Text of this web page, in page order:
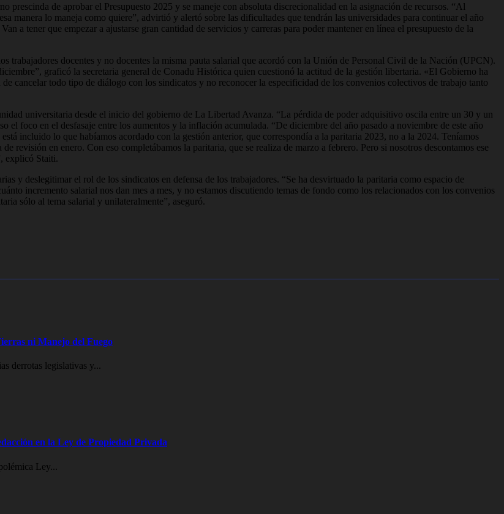
de aprobar el Presupuesto 2025 y se maneje con absoluta discrecionalidad en la asignación de recursos. “Al
manera lo maneja como quiere”, advirtió y alertó sobre las dificultades que tendrán las universidades para continuar el año
a tener que empezar a ajustarse gran cantidad de servicios y carreras para poder mantener en línea el presupuesto de la
trabajadores docentes y no docentes la misma pauta salarial que acordó con la Unión de Personal Civil de la Nación (UPCN).
graficó la secretaria general de Conadu Histórica quien cuestionó la actitud de la gestión libertaria. «El Gobierno ha
cancelar todo tipo de diálogo con los sindicatos y no reconocer la especificidad de los convenios colectivos de trabajo tanto
universitaria desde el inicio del gobierno de La Libertad Avanza. “La pérdida de poder adquisitivo oscila entre un 30 y un
el foco en el desfasaje entre los aumentos y la inflación acumulada. “De diciembre del año pasado a noviembre de este año
incluido lo que habíamos acordado con la gestión anterior, que correspondía a la paritaria 2023, no a la 2024. Teníamos
revisión en enero. Con eso completábamos la paritaria, que se realiza de marzo a febrero. Pero si nosotros descontamos ese
explicó Staiti.
y deslegitimar el rol de los sindicatos en defensa de los trabajadores. “Se ha desvirtuado la paritaria como espacio de
incremento salarial nos dan mes a mes, y no estamos discutiendo temas de fondo como los relacionados con los convenios
sólo al tema salarial y unilateralmente”, aseguró.
ni Manejo del Fuego
derrotas legislativas y...
en la Ley de Propiedad Privada
Ley...